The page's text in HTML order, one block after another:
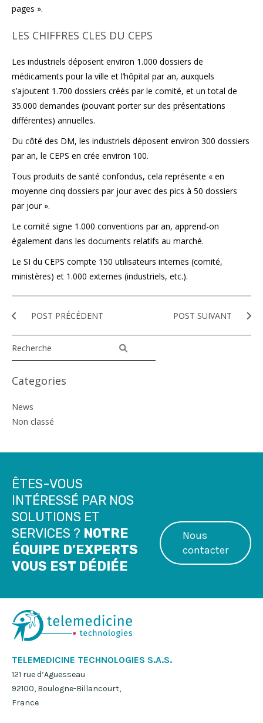
pages ».
LES CHIFFRES CLES DU CEPS
Les industriels déposent environ 1.000 dossiers de
médicaments pour la ville et l’hôpital par an, auxquels
s’ajoutent 1.700 dossiers créés par le comité, et un total de
35.000 demandes (pouvant porter sur des présentations
différentes) annuelles.
Du côté des DM, les industriels déposent environ 300 dossiers
par an, le CEPS en crée environ 100.
Tous produits de santé confondus, cela représente « en
moyenne cinq dossiers par jour avec des pics à 50 dossiers
par jour ».
Le comité signe 1.000 conventions par an, apprend-on
également dans les documents relatifs au marché.
Le SI du CEPS compte 150 utilisateurs internes (comité,
ministères) et 1.000 externes (industriels, etc.).
POST PRÉCÉDENT POST SUIVANT
Categories
News
Non classé
ÊTES-VOUS
INTÉRESSÉ PAR NOS
SOLUTIONS ET
SERVICES ? NOTRE
ÉQUIPE D’EXPERTS
VOUS EST DÉDIÉE
Nous
contacter
TELEMEDICINE TECHNOLOGIES S.A.S.
121 rue d’Aguesseau
92100, Boulogne-Billancourt,
France